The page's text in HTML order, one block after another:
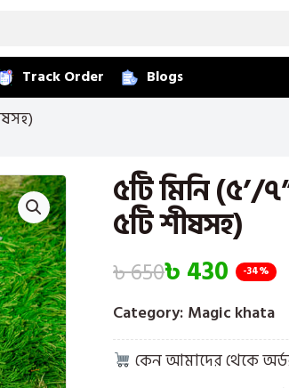
Track Order Blogs
৫টি মিনি (৫’/
৫টি শীষসহ)
৳650৳430 -34%
Category: Magic khata
কেন আমাদের থেকে